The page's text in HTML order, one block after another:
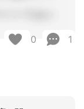
0 1